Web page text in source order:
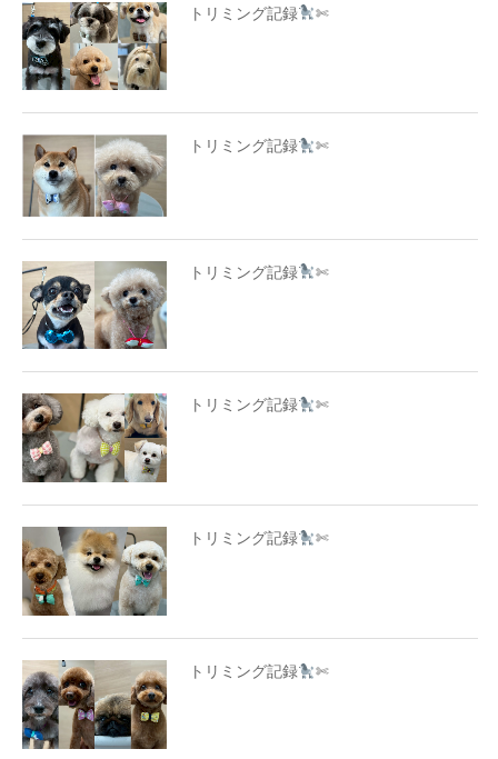
トリミング記録 ✄
トリミング記録 ✄
トリミング記録 ✄
トリミング記録 ✄
トリミング記録 ✄
トリミング記録 ✄